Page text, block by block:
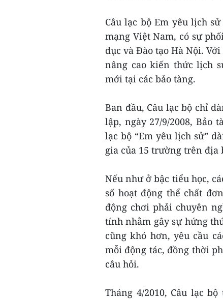
Câu lạc bộ Em yêu lịch
mạng Việt Nam, có sự
dục và Đào tạo Hà Nội.
nâng cao kiến thức lịch
mới tại các bảo tàng.
Ban đầu, Câu lạc bộ chỉ
lập, ngày 27/9/2008, Bảo
lạc bộ “Em yêu lịch sử”
gia của 15 trường trên địa
Nếu như ở bậc tiểu học,
số hoạt động thể chất
động chơi phải chuyên
tính nhằm gây sự hứng
cũng khó hơn, yêu cầu
mỗi động tác, đồng thời
câu hỏi.
Tháng 4/2010, Câu lạc